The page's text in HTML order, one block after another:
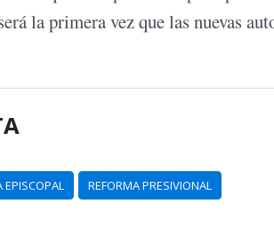
la primera vez que las nuevas
EPISCOPAL REFORMA PRESIVIONAL